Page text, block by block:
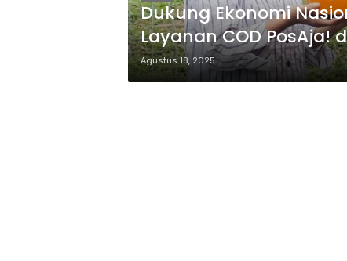
Dukung Ekonomi
Layanan COD PosAja!
Agustus 18, 2025